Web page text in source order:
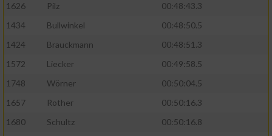
1626
Pilz
00:48:43.3
1434
Bullwinkel
00:48:50.5
1424
Brauckmann
00:48:51.3
1572
Liecker
00:49:58.5
1748
Wörner
00:50:04.5
1657
Rother
00:50:16.3
1680
Schultz
00:50:16.8